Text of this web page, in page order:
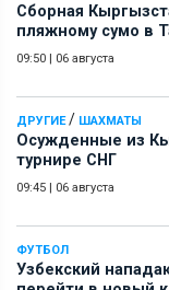
Сборная
пляжному сумо в
09:50 | 06 августа
ДРУГИЕ/ ШАХМАТЫ
Осужденные из
турнире СНГ
09:45 | 06 августа
ФУТБОЛ
Узбекский